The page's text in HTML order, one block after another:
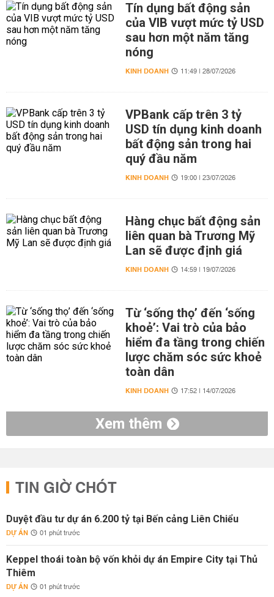
Tín dụng bất động sản
của VIB vượt mức tỷ USD
sau hơn một năm tăng
nóng
KINH DOANH 11:49 | 28/07/2026
VPBank cấp trên 3 tỷ
USD tín dụng kinh doanh
bất động sản trong hai
quý đầu năm
KINH DOANH 19:00 | 23/07/2026
Hàng chục bất động sản
liên quan bà Trương Mỹ
Lan sẽ được định giá
KINH DOANH 14:59 | 19/07/2026
Từ ‘sống thọ’ đến ‘sống
khoẻ’: Vai trò của bảo
hiểm đa tầng trong chiến
lược chăm sóc sức khoẻ
toàn dân
KINH DOANH 17:52 | 14/07/2026
Xem thêm
TIN GIỜ CHÓT
Duyệt đầu tư dự án 6.200 tỷ tại Bến cảng Liên Chiểu
DỰ ÁN 01 phút trước
Keppel thoái toàn bộ vốn khỏi dự án Empire City tại Thủ
Thiêm
DỰ ÁN 01 phút trước